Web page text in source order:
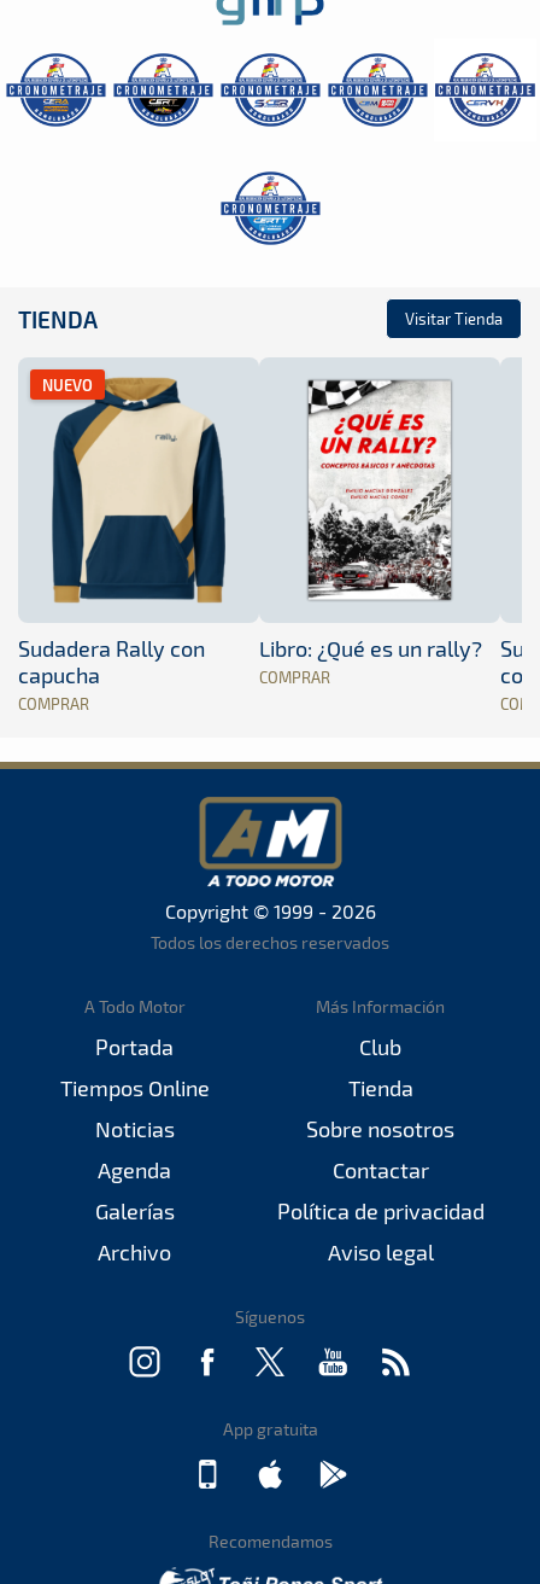
TIENDA Visitar Tienda
NUEVO
Sudadera Rally con
capucha
COMPRAR
Libro: ¿Qué es un rally?
COMPRAR
Copyright © 1999 - 2026
Todos los derechos reservados
A Todo Motor
Portada
Tiempos Online
Noticias
Agenda
Galerías
Archivo
Más Información
Club
Tienda
Sobre nosotros
Contactar
Política de privacidad
Aviso legal
Síguenos
App gratuita
Recomendamos